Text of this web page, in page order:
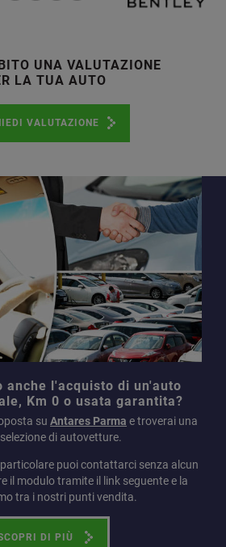
UNA VALUTAZIONE
LA TUA AUTO
VALUTAZIONE
anche l'acquisto di un'auto
Km 0 o usata garantita?
su Antares Parma e troverai una
di autovetture.
puoi contattarci senza alcun
il modulo tramite il link seguente e la
tra i nostri punti vendita.
DI PIÙ